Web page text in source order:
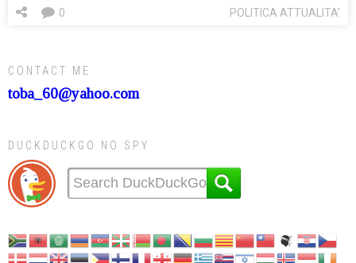
POLITICA ATTUALITA'
0
CONTACT ME
toba_60@yahoo.com
DUCKDUCKGO NO SPY